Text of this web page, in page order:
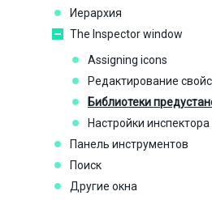
Иерархия
The Inspector window
Assigning icons
Редактирование
Библиотеки
Настройки инспектора
Панель инструментов
Поиск
Другие окна